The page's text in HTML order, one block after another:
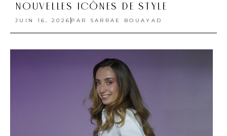
NOUVELLES ICÔNES DE STYLE
JUIN 16, 2026 PAR SARRAE BOUAYAD